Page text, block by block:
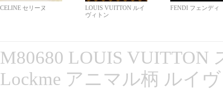
CELINE セリーヌ
LOUIS VUITTON ルイ
ヴィトン
FENDI フェンディ
M80680 LOUIS VUITTON
Lockme アニマル柄 ルイ